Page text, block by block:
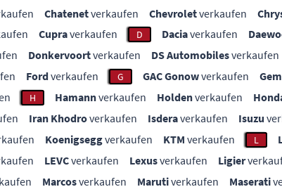
Chatenetverkaufen Chevroletverkaufen
Cupraverkaufen D Daciaverkaufen
Donkervoortverkaufen DS Automobilesverkaufen
Fordverkaufen G GAC Gonowverkaufen
H Hamannverkaufen Holdenverkaufen
Iran Khodroverkaufen Isderaverkaufen Isuzu
Koenigseggverkaufen KTM verkaufen L
LEVCverkaufen Lexusverkaufen Ligier
Marcosverkaufen Marutiverkaufen Maserati